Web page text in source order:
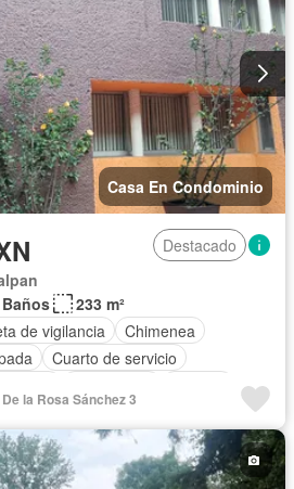
Casa En Condominio
Destacado
233 m²
de vigilancia
Chimenea
Cuarto de servicio
con closet
la Rosa Sánchez 3